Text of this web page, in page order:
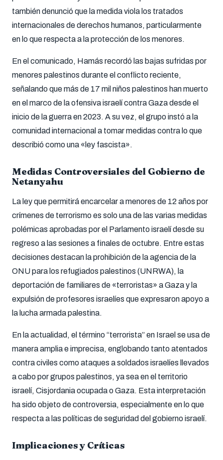
también denunció que la medida viola los tratados
internacionales de derechos humanos, particularmente
en lo que respecta a la protección de los menores.
En el comunicado, Hamás recordó las bajas sufridas por
menores palestinos durante el conflicto reciente,
señalando que más de 17 mil niños palestinos han muerto
en el marco de la ofensiva israelí contra Gaza desde el
inicio de la guerra en 2023. A su vez, el grupo instó a la
comunidad internacional a tomar medidas contra lo que
describió como una «ley fascista».
Medidas Controversiales del Gobierno de
Netanyahu
La ley que permitirá encarcelar a menores de 12 años por
crímenes de terrorismo es solo una de las varias medidas
polémicas aprobadas por el Parlamento israelí desde su
regreso a las sesiones a finales de octubre. Entre estas
decisiones destacan la prohibición de la agencia de la
ONU para los refugiados palestinos (UNRWA), la
deportación de familiares de «terroristas» a Gaza y la
expulsión de profesores israelíes que expresaron apoyo a
la lucha armada palestina.
En la actualidad, el término “terrorista” en Israel se usa de
manera amplia e imprecisa, englobando tanto atentados
contra civiles como ataques a soldados israelíes llevados
a cabo por grupos palestinos, ya sea en el territorio
israelí, Cisjordania ocupada o Gaza. Esta interpretación
ha sido objeto de controversia, especialmente en lo que
respecta a las políticas de seguridad del gobierno israelí.
Implicaciones y Críticas